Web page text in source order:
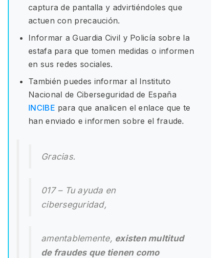
captura de pantalla y advirtiéndoles que
actuen con precaución.
Informar a Guardia Civil y Policía sobre la
estafa para que tomen medidas o informen
en sus redes sociales.
También puedes informar al Instituto
Nacional de Ciberseguridad de España
INCIBE para que analicen el enlace que te
han enviado e informen sobre el fraude.
Gracias.
017 – Tu ayuda en
ciberseguridad,
amentablemente, existen multitud
de fraudes que tienen como